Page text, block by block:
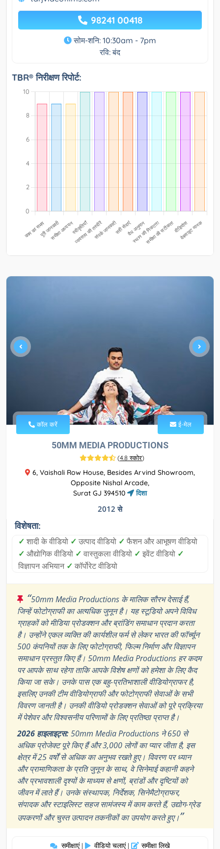
98241 00418
सोम-शनि: 10:30am - 7pm
रवि: बंद
TBR® निरीक्षण रिपोर्ट:
कॉल करें ई-मेल
50MM MEDIA PRODUCTIONS
(4.8 स्कोर)
6, Vaishali Row House, Besides Arvind Showroom,
Opposite Nishal Arcade,
Surat GJ 394510
दिशा
2012 से
विशेषता:
✓ शादी के वीडियो ✓ उत्पाद वीडियो ✓ फैशन और आभूषण वीडियो
✓ औद्योगिक वीडियो ✓ वास्तुकला वीडियो ✓ इवेंट वीडियो ✓
विज्ञापन अभियान ✓ कॉर्पोरेट वीडियो
“50mm Media Productions के मालिक सौरभ देसाई हैं,
जिन्हें फोटोग्राफी का अत्यधिक जुनून है। यह स्टूडियो अपने विविध
ग्राहकों को मीडिया प्रोडक्शन और ब्रांडिंग समाधान प्रदान करता
है। उन्होंने एकल व्यक्ति की कार्यशील फर्म से लेकर भारत की फॉर्च्यून
500 कंपनियों तक के लिए फोटोग्राफी, फिल्म निर्माण और विज्ञापन
समाधान प्रस्तुत किए हैं। 50mm Media Productions हर कदम
पर आपके साथ रहेगा ताकि आपके विशेष क्षणों को हमेशा के लिए कैद
किया जा सके। उनके पास एक बहु-प्रतिभाशाली वीडियोग्राफर है,
इसलिए उनकी टीम वीडियोग्राफी और फोटोग्राफी सेवाओं के सभी
विवरण जानती है। उनकी वीडियो प्रोडक्शन सेवाओं को पूरे प्रक्रिया
में पेशेवर और विश्वसनीय परिणामों के लिए प्रतिष्ठा प्राप्त है।
2026 हाइलाइट्स:50mm Media Productions ने 650 से
अधिक प्रोजेक्ट पूरे किए हैं और 3,000 लोगों का प्यार जीता है, इस
क्षेत्र में 25 वर्षों से अधिक का अनुभव रखते हुए। विवरण पर ध्यान
और प्रामाणिकता के प्रति जुनून के साथ, वे सिनेमाई कहानी कहने
और प्रभावशाली दृश्यों के माध्यम से क्षणों, ब्रांडों और दृष्टियों को
जीवन में लाते हैं। उनके संस्थापक, निर्देशक, सिनेमैटोग्राफर,
संपादक और स्टाइलिस्ट सहज सामंजस्य में काम करते हैं, उद्योग-ग्रेड
उपकरणों और चुस्त उत्पादन तकनीकों का उपयोग करते हुए।”
समीक्षाएं | वीडियो चलाएं | समीक्षा लिखे